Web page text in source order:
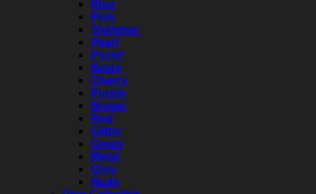
Blue
Pink
Shimmer
Pearl
Pastel
Beige
Cherry
Purple
Brown
Red
Glitter
Green
Metal
Grey
Nude